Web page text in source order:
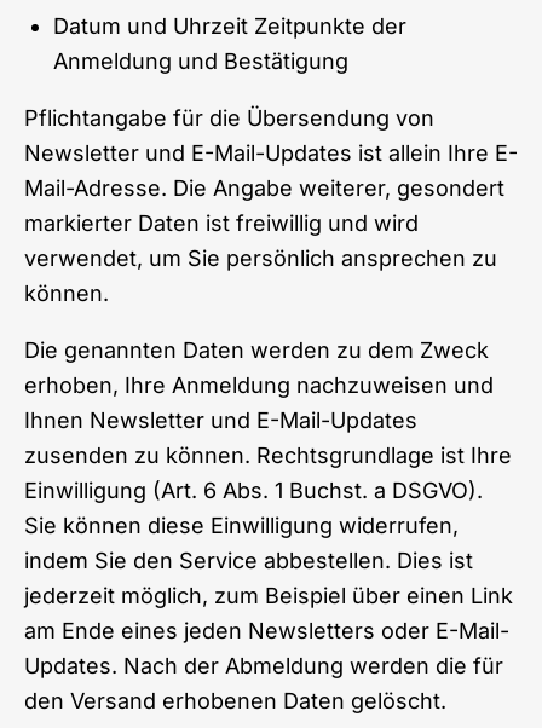
Datum und Uhrzeit Zeitpunkte der
Anmeldung und Bestätigung
Pflichtangabe für die Übersendung von
Newsletter und E-Mail-Updates ist allein Ihre E-
Mail-Adresse. Die Angabe weiterer, gesondert
markierter Daten ist freiwillig und wird
verwendet, um Sie persönlich ansprechen zu
können.
Die genannten Daten werden zu dem Zweck
erhoben, Ihre Anmeldung nachzuweisen und
Ihnen Newsletter und E-Mail-Updates
zusenden zu können. Rechtsgrundlage ist Ihre
Einwilligung (Art. 6 Abs. 1 Buchst. a DSGVO).
Sie können diese Einwilligung widerrufen,
indem Sie den Service abbestellen. Dies ist
jederzeit möglich, zum Beispiel über einen Link
am Ende eines jeden Newsletters oder E-Mail-
Updates. Nach der Abmeldung werden die für
den Versand erhobenen Daten gelöscht.